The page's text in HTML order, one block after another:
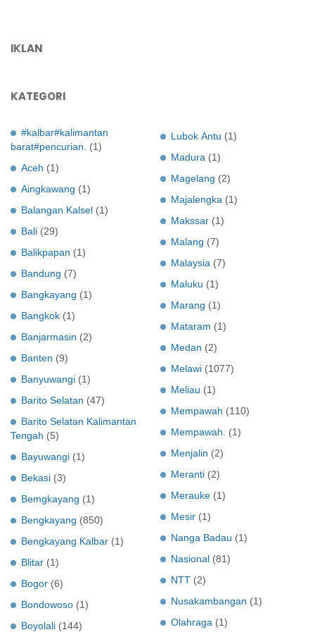
IKLAN
KATEGORI
#kalbar#kalimantan
barat#pencurian.
(1)
Aceh (1)
Aingkawang (1)
Balangan Kalsel (1)
Bali (29)
Balikpapan (1)
Bandung (7)
Bangkayang (1)
Bangkok (1)
Banjarmasin (2)
Banten (9)
Banyuwangi (1)
Barito Selatan (47)
Barito Selatan Kalimantan
Tengah (5)
Bayuwangi (1)
Bekasi (3)
Bemgkayang (1)
Bengkayang (850)
Bengkayang Kalbar (1)
Blitar (1)
Bogor (6)
Bondowoso (1)
Boyolali (144)
Lubok Antu (1)
Madura (1)
Magelang (2)
Majalengka (1)
Makssar (1)
Malang (7)
Malaysia (7)
Maluku (1)
Marang (1)
Mataram (1)
Medan (2)
Melawi (1077)
Meliau (1)
Mempawah (110)
Mempawah.
(1)
Menjalin (2)
Meranti (2)
Merauke (1)
Mesir (1)
Nanga Badau (1)
Nasional (81)
NTT (2)
Nusakambangan (1)
Olahraga (1)